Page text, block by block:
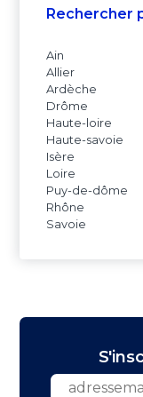
Rechercher
Ain
Allier
Ardèche
Drôme
Haute-loire
Haute-savoie
Isère
Loire
Puy-de-dôme
Rhône
Savoie